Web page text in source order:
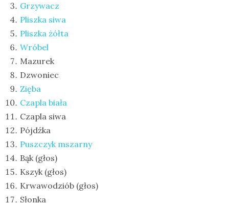
Grzywacz
Pliszka siwa
Pliszka żółta
Wróbel
Mazurek
Dzwoniec
Zięba
Czapla biała
Czapla siwa
Pójdźka
Puszczyk mszarny
Bąk (głos)
Kszyk (głos)
Krwawodziób (głos)
Słonka